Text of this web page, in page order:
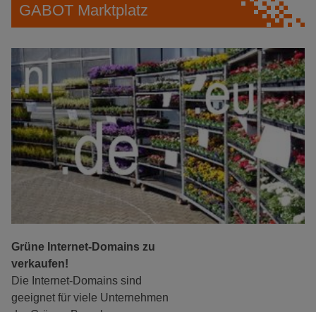
GABOT Marktplatz
Grüne Internet-Domains zu
verkaufen!
Die Internet-Domains sind
geeignet für viele Unternehmen